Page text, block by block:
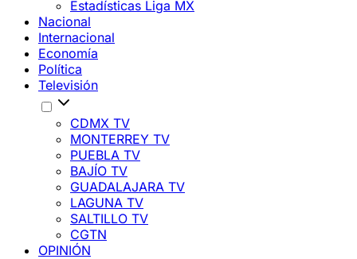
Estadísticas Liga MX
Nacional
Internacional
Economía
Política
Televisión
CDMX TV
MONTERREY TV
PUEBLA TV
BAJÍO TV
GUADALAJARA TV
LAGUNA TV
SALTILLO TV
CGTN
OPINIÓN